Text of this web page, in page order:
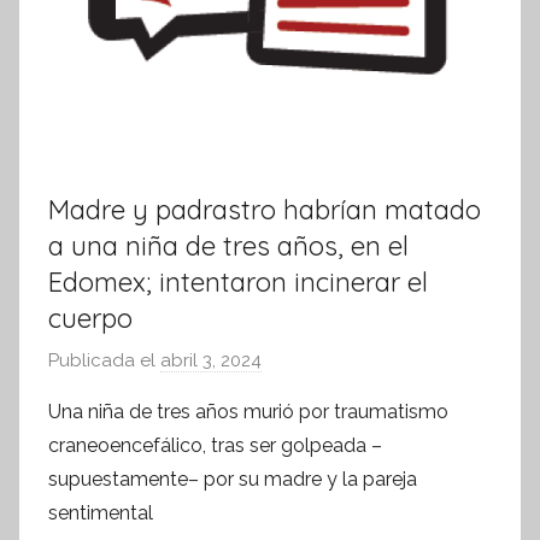
Madre y padrastro habrían matado
a una niña de tres años, en el
Edomex; intentaron incinerar el
cuerpo
Publicada el abril 3, 2024
r
S
í
Una niña de tres años murió por traumatismo
craneoencefálico, tras ser golpeada –
supuestamente– por su madre y la pareja
sentimental